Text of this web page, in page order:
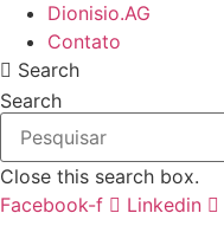
Dionisio.AG
Contato
Search
Search
Close this search box.
Facebook-f
Linkedin